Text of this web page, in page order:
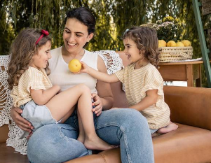
780 0